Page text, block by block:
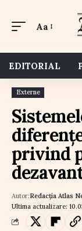
Aa
EDITORIAL
Externe
privind
Ultima actualizare:
Autor:Redacția Atlas